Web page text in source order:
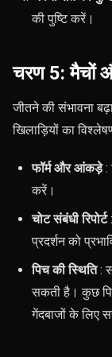
की पुष्टि करें।
चरण 5: मैचों
जीतने की संभावना
खिलाड़ियों का
फॉर्म और आंकड़े:
करें।
चोट संबंधी रिपोर्ट
प्रदर्शन को
पिच की स्थिति:
सकती है। कुछ
गेंदबाजों के लिए